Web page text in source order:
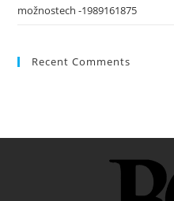
možnostech -1989161875
Recent Comments